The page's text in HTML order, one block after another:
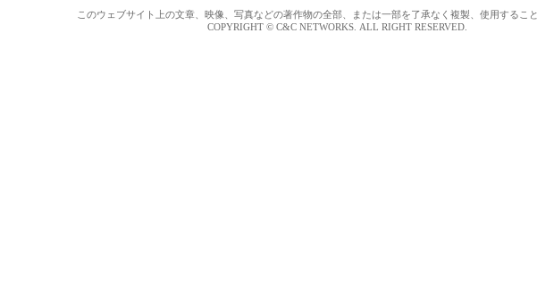
このウェブサイト上の文章、映像、写真などの著作物の全部、または一部を了承なく複製、使用すること
COPYRIGHT © C&C NETWORKS. ALL RIGHT RESERVED.